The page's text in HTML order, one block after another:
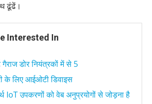
ढूंढें।
Interested In
गैराज डोर नियंत्रकों में से 5
के लिए आईओटी डिवाइस
IoT उपकरणों को वेब अनुप्रयोगों से जोड़ना है